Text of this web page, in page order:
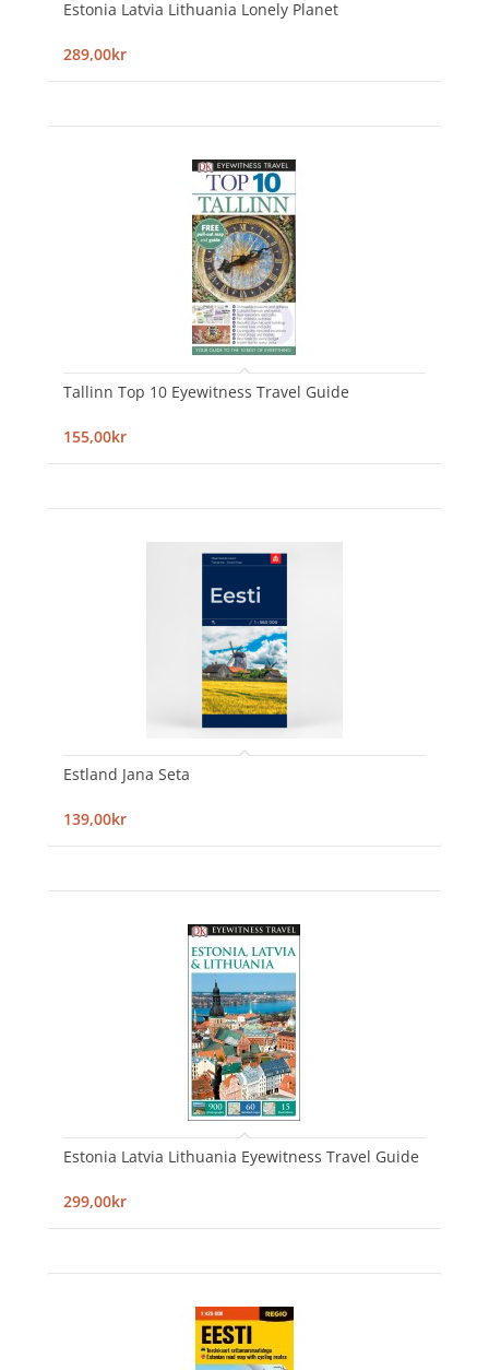
Estonia Latvia Lithuania Lonely Planet
289,00kr
Tallinn Top 10 Eyewitness Travel Guide
155,00kr
Estland Jana Seta
139,00kr
Estonia Latvia Lithuania Eyewitness Travel Guide
299,00kr